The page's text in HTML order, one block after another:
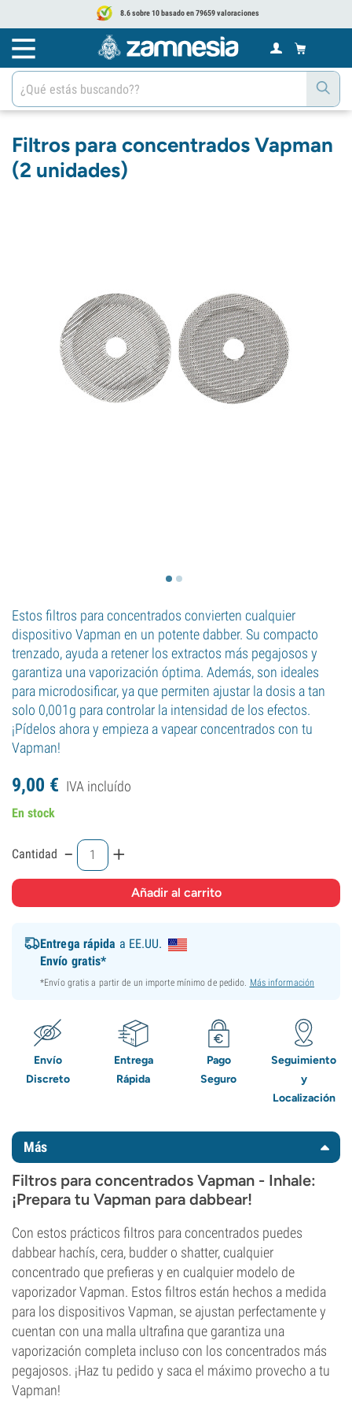
8.6 sobre 10 basado en 79659 valoraciones
Filtros para concentrados Vapman
(2 unidades)
Estos filtros para concentrados convierten cualquier
dispositivo Vapman en un potente dabber. Su compacto
trenzado, ayuda a retener los extractos más pegajosos y
garantiza una vaporización óptima. Además, son ideales
para microdosificar, ya que permiten ajustar la dosis a tan
solo 0,001g para controlar la intensidad de los efectos.
¡Pídelos ahora y empieza a vapear concentrados con tu
Vapman!
9,00 € IVA incluído
En stock
Cantidad - +
Entrega rápida a EE.UU.
Envío gratis*
*Envío gratis a partir de un importe mínimo de pedido. Más información
Envío
Discreto
Entrega
Rápida
Pago
Seguro
Seguimiento
y
Localización
Más
Filtros para concentrados Vapman - Inhale:
¡Prepara tu Vapman para dabbear!
Con estos prácticos filtros para concentrados puedes
dabbear hachís, cera, budder o shatter, cualquier
concentrado que prefieras y en cualquier modelo de
vaporizador Vapman. Estos filtros están hechos a medida
para los dispositivos Vapman, se ajustan perfectamente y
cuentan con una malla ultrafina que garantiza una
vaporización completa incluso con los concentrados más
pegajosos. ¡Haz tu pedido y saca el máximo provecho a tu
Vapman!